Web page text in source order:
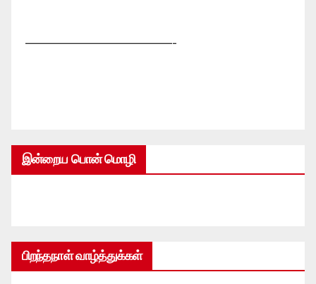
—————————————-
இன்றைய பொன் மொழி
பிறந்தநாள் வாழ்த்துக்கள்